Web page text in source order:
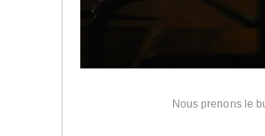
Nous prenons le